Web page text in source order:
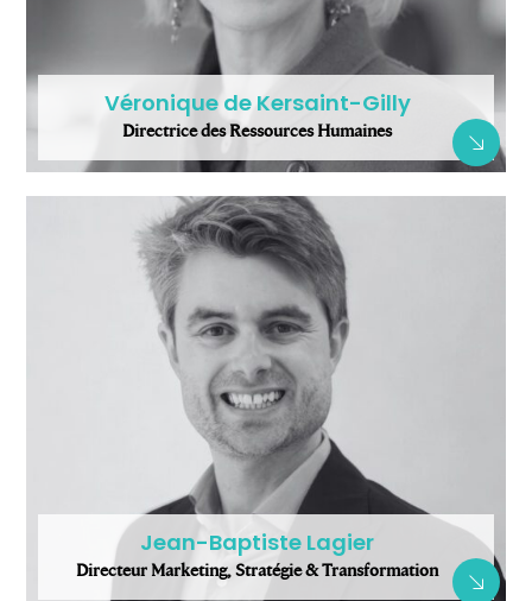
Véronique de Kersaint-Gilly
Directrice des Ressources Humaines
Jean-Baptiste Lagier
Directeur Marketing, Stratégie & Transformation